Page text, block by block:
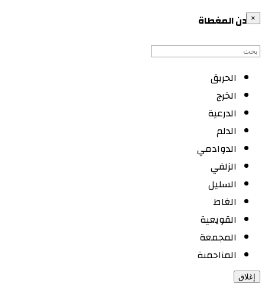
×
المدن المغطاة
الحريق
الخرج
الدرعية
الدلم
الدوادمي
الزلفي
السليل
الغاط
القويعية
المجمعة
المزاحمية
تمير إغلاق